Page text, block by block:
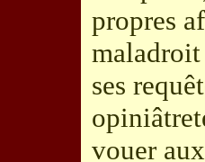
propres
maladroit
ses
vouer